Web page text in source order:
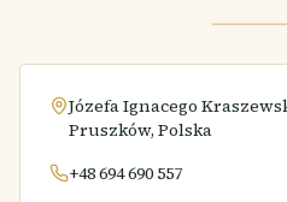
Józefa Ignacego
Pruszków, Polska
+48 694 690 557